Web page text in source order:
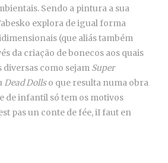
Sendo a pintura a sua
explora de igual forma
(que aliás também
da criação de bonecos aos quais
como sejam Super
Dead Dollso que resulta numa obra
de infantil só tem os motivos
pas un conte de fée, iI faut en